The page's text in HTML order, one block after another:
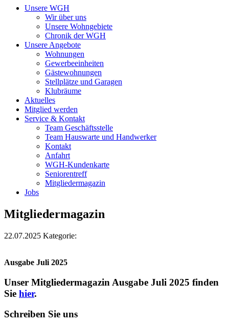
Unsere WGH
Wir über uns
Unsere Wohngebiete
Chronik der WGH
Unsere Angebote
Wohnungen
Gewerbeeinheiten
Gästewohnungen
Stellplätze und Garagen
Klubräume
Aktuelles
Mitglied werden
Service & Kontakt
Team Geschäftsstelle
Team Hauswarte und Handwerker
Kontakt
Anfahrt
WGH-Kundenkarte
Seniorentreff
Mitgliedermagazin
Jobs
Mitgliedermagazin
22.07.2025 Kategorie:
Ausgabe Juli 2025
Unser Mitgliedermagazin Ausgabe Juli 2025 finden
Sie hier.
Schreiben Sie uns